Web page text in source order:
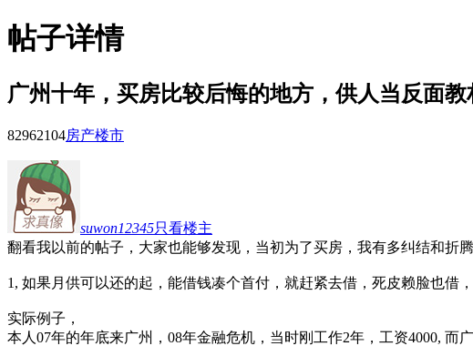
帖子详情
广州十年，买房比较后悔的地方，供人当反面教
82962104房产楼市
suwon12345只看楼主
翻看我以前的帖子，大家也能够发现，当初为了买房，我有多纠结和
1, 如果月供可以还的起，能借钱凑个首付，就赶紧去借，死皮赖脸也
实际例子，
本人07年的年底来广州，08年金融危机，当时刚工作2年，工资4000,